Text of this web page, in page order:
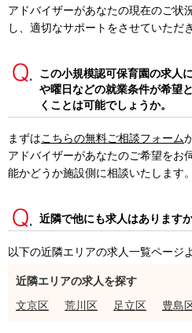
アドバイザーがあなたの現在のご状
し、適切なサポートをさせていただ
この小規模認可保育園の求人
や曜日などの就業条件が希望
くことは可能でしょうか。
まずはこちらの無料ご相談フォーム
アドバイザーがあなたのご希望をお
能かどうか施設側に相談いたします。
近隣で他にも求人はあります
以下の近隣エリアの求人一覧ページ
近隣エリアの求人を探す
文京区
荒川区 足立区 豊島